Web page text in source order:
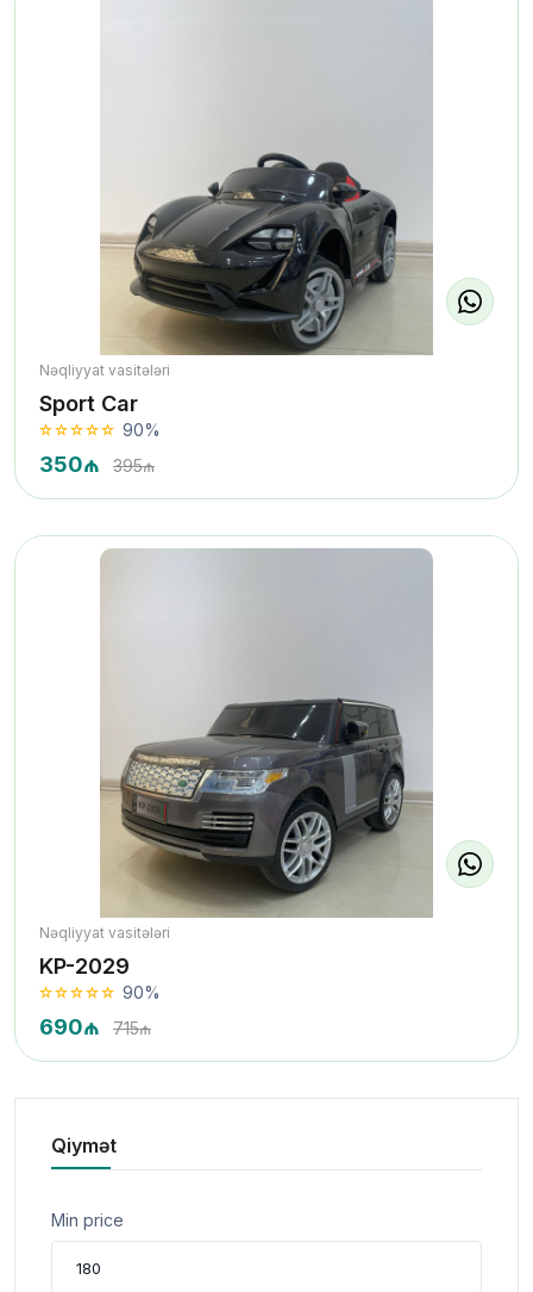
Nəqliyyat vasitələri
Sport Car
90%
350₼ 395₼
Nəqliyyat vasitələri
KP-2029
90%
690₼ 715₼
Qiymət
Min price